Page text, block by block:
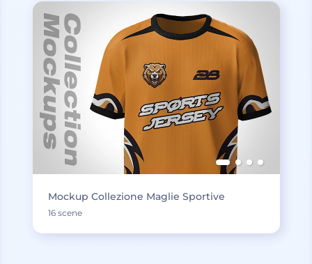
Mockup Collezione Maglie Sportive
16 scene